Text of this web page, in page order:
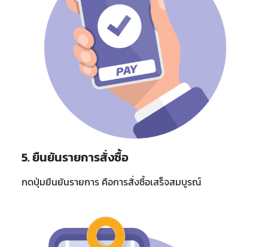
5. ยืนยันรายการสั่งซื้อ
กดปุ่มยืนยันรายการ คือการสั่งซื้อเสร็จสมบูรณ์